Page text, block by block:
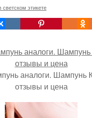
светском этикете
аналоги. Шампунь
отзывы и цена